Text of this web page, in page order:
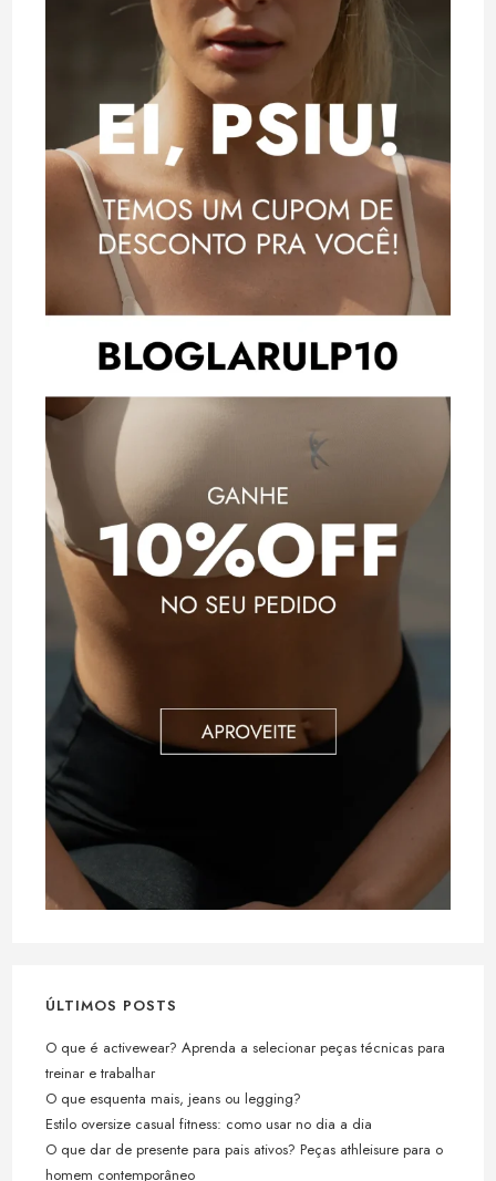
ÚLTIMOS POSTS
O que é activewear? Aprenda a selecionar peças técnicas para
treinar e trabalhar
O que esquenta mais, jeans ou legging?
Estilo oversize casual fitness: como usar no dia a dia
O que dar de presente para pais ativos? Peças athleisure para o
homem contemporâneo